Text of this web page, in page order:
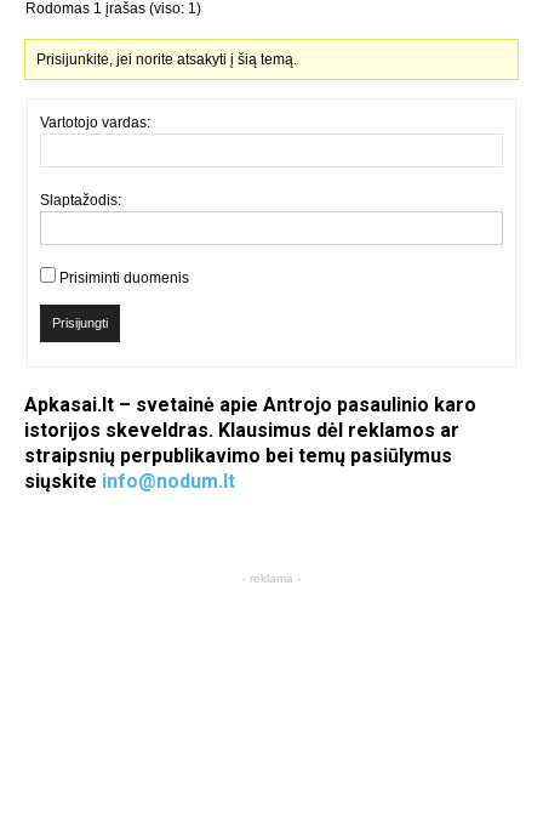
Rodomas 1 įrašas (viso: 1)
Prisijunkite, jei norite atsakyti į šią temą.
Vartotojo vardas:
Slaptažodis:
Prisiminti duomenis
Prisijungti
Apkasai.lt – svetainė apie Antrojo pasaulinio karo
istorijos skeveldras. Klausimus dėl reklamos ar
straipsnių perpublikavimo bei temų pasiūlymus
siųskite info@nodum.lt
- reklama -